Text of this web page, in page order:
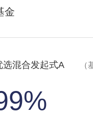
金
选混合发起式A